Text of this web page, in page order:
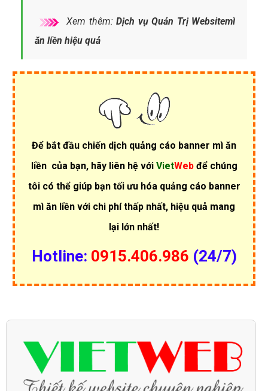
Xem thêm:Dịch vụ Quản Trị Websitemì
ăn liền hiệu quả
Để bắt đầu chiến dịch quảng cáo banner mì ăn
liền của bạn, hãy liên hệ với VietWebđể chúng
tôi có thể giúp bạn tối ưu hóa quảng cáo banner
mì ăn liền với chi phí thấp nhất, hiệu quả mang
lại lớn nhất!
Hotline: 0915.406.986 (24/7)